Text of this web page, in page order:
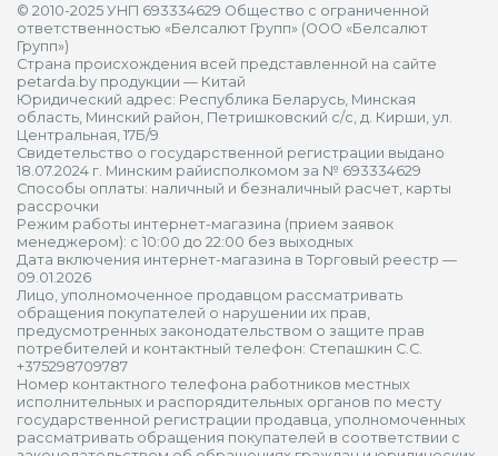
© 2010-2025 УНП 693334629 Общество с ограниченной
ответственностью «Белсалют Групп» (ООО «Белсалют
Групп»)
Страна происхождения всей представленной на сайте
petarda.by продукции — Китай
Юридический адрес: Республика Беларусь, Минская
область, Минский район, Петришковский с/с, д. Кирши, ул.
Центральная, 17Б/9
Свидетельство о государственной регистрации выдано
18.07.2024 г. Минским райисполкомом за № 693334629
Способы оплаты: наличный и безналичный расчет, карты
рассрочки
Режим работы интернет-магазина (прием заявок
менеджером): с 10:00 до 22:00 без выходных
Дата включения интернет-магазина в Торговый реестр —
09.01.2026
Лицо, уполномоченное продавцом рассматривать
обращения покупателей о нарушении их прав,
предусмотренных законодательством о защите прав
потребителей и контактный телефон: Степашкин С.С.
+375298709787
Номер контактного телефона работников местных
исполнительных и распорядительных органов по месту
государственной регистрации продавца, уполномоченных
рассматривать обращения покупателей в соответствии с